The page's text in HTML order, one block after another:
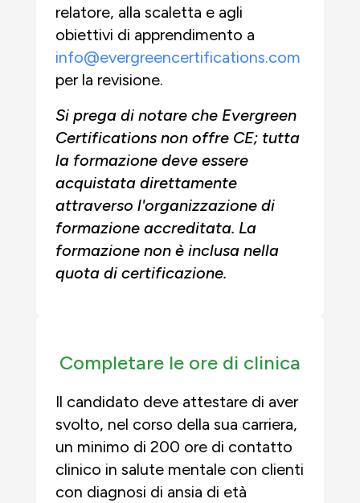
relatore, alla scaletta e agli
obiettivi di apprendimento a
info@evergreencertifications.com
per la revisione.
Si prega di notare che Evergreen
Certifications non offre CE; tutta
la formazione deve essere
acquistata direttamente
attraverso l'organizzazione di
formazione accreditata. La
formazione non è inclusa nella
quota di certificazione.
Completare le ore di clinica
Il candidato deve attestare di aver
svolto, nel corso della sua carriera,
un minimo di 200 ore di contatto
clinico in salute mentale con clienti
con diagnosi di ansia di età